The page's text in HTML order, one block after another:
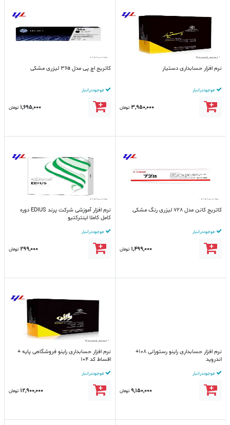
نرم افزار حسابداری دستیار
موجود در انبار
3,950,000 تومان
کاتریج اچ پی مدل 36a لیزری مشکی
موجود در انبار
1,695,000 تومان
کاتریج کانن مدل 728 لیزری رنگ مشکی
موجود در انبار
1,499,000 تومان
نرم افزار آموزشی شرکت پرند EDIUS دوره
کامل کاملا اینترکتیو
موجود در انبار
299,000 تومان
نرم افزار حسابداری راینو رستورانی 108+
اندروید
موجود در انبار
9,150,000 تومان
نرم افزار حسابداری راینو فروشگاهی پایه +
اقساط کد 104
موجود در انبار
12,900,000 تومان